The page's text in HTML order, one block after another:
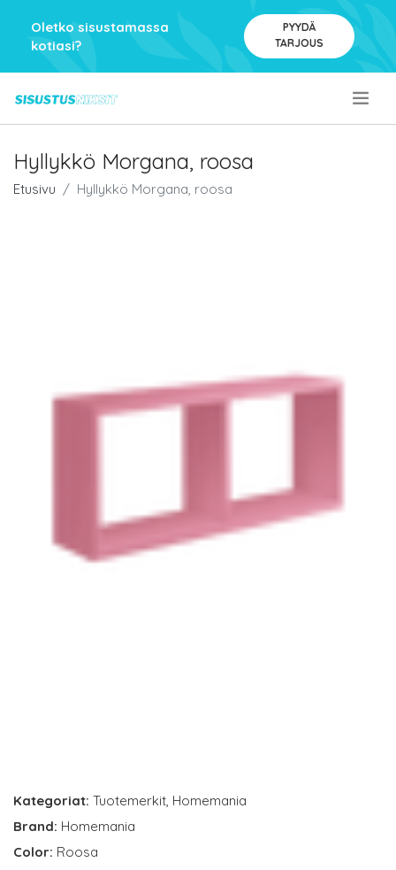
Oletko sisustamassa
kotiasi?
PYYDÄ
TARJOUS
Hyllykkö Morgana, roosa
Etusivu Hyllykkö Morgana, roosa
Kategoriat: Tuotemerkit, Homemania
Brand: Homemania
Color: Roosa